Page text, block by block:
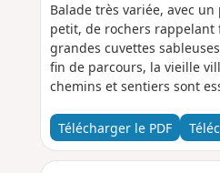
Balade très variée, avec
petit, de rochers rappelant
grandes cuvettes
fin de parcours, la vieille
chemins et sentiers sont
Télécharger le PDF